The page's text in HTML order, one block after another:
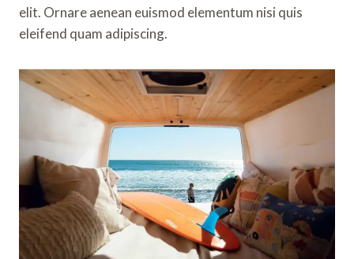
elit. Ornare aenean euismod elementum nisi quis
eleifend quam adipiscing.